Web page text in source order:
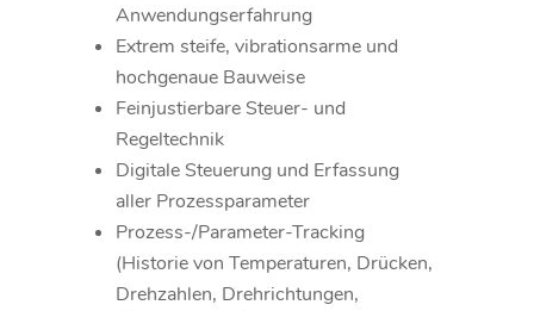
Anwendungserfahrung
Extrem steife, vibrationsarme und
hochgenaue Bauweise
Feinjustierbare Steuer- und
Regeltechnik
Digitale Steuerung und Erfassung
aller Prozessparameter
Prozess-/Parameter-Tracking
(Historie von Temperaturen, Drücken,
Drehzahlen, Drehrichtungen,